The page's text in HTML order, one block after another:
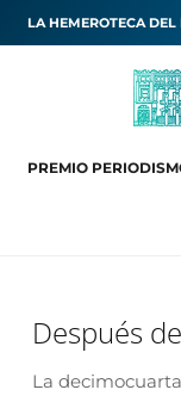
LA HEMEROTECA
PREMIO
Después
La